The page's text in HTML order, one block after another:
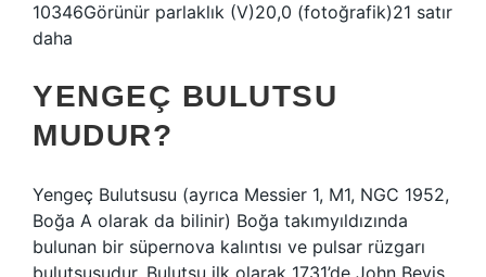
10346Görünür parlaklık (V)20,0 (fotoğrafik)21 satır
daha
YENGEÇ BULUTSU
MUDUR?
Yengeç Bulutsusu (ayrıca Messier 1, M1, NGC 1952,
Boğa A olarak da bilinir) Boğa takımyıldızında
bulunan bir süpernova kalıntısı ve pulsar rüzgarı
bulutsusudur. Bulutsu ilk olarak 1731’de John Bevis